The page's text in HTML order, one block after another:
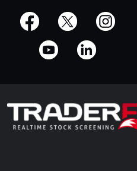
offizielle Social Media-Accounts